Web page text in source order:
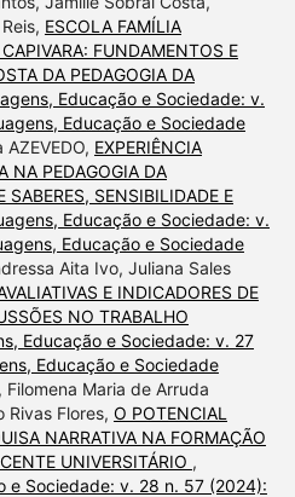
ESCOLA FAMÍLIA
FUNDAMENTOS E
DA PEDAGOGIA DA
Educação e Sociedade: v.
Educação e Sociedade
EXPERIÊNCIA
NA PEDAGOGIA DA
SABERES, SENSIBILIDADE E
Educação e Sociedade: v.
Educação e Sociedade
Aita Ivo, Juliana Sales
E INDICADORES DE
NO TRABALHO
Educação e Sociedade: v. 27
Educação e Sociedade
Maria de Arruda
Rivas Flores, O POTENCIAL
NARRATIVA NA FORMAÇÃO
UNIVERSITÁRIO ,
e Sociedade: v. 28 n. 57 (2024):